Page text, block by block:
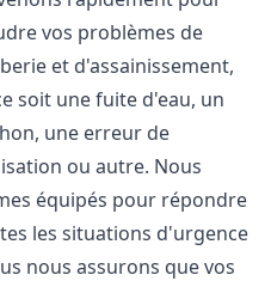
vos problèmes de
et d'assainissement,
soit une fuite d'eau, un
une erreur de
ou autre. Nous
équipés pour répondre
les situations d'urgence
nous assurons que vos